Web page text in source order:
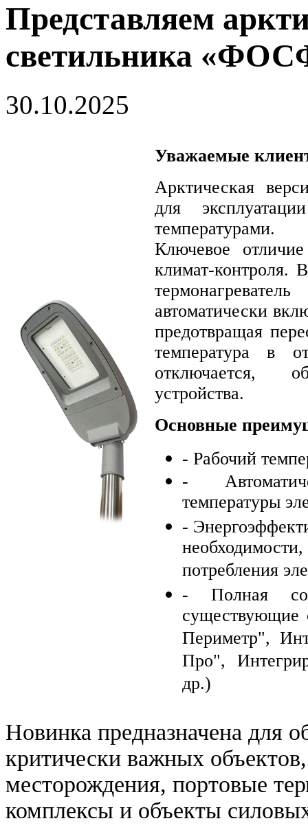
Представляем
светильника
30.10.2025
Уважаемые
Арктическая
для
температурами.
Ключевое
климат-контроля.
автоматически
предотвращая
температура в
отключается,
устройства.
Основные
- Рабочий
-
температуры
-
потребления
- Полная
Периметр",
Про",
др.)
Новинка предназначена для
критически важных
месторождения, портовые
комплексы и объекты